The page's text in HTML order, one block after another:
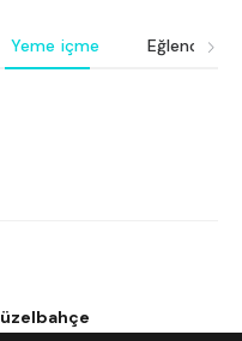
Yeme içme Eğlence